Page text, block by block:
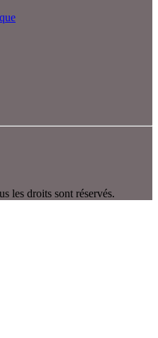
les droits sont réservés.